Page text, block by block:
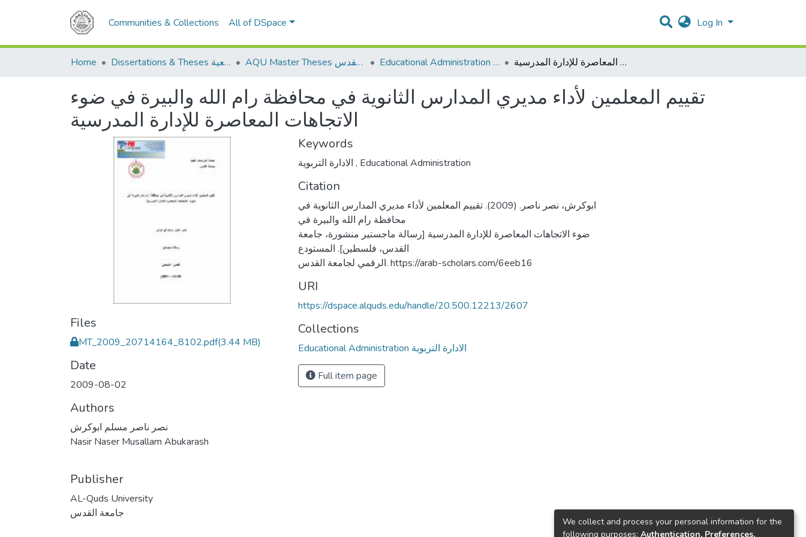
Communities & Collections All of DSpace Log In
Home Dissertations & Theses الرسائل الجامعية AQU Master Theses الرسائل الجامعية الخاصة بجامعة القدس Educational Administration الادارة التربوية تقييم المعلمين لأداء مديري المدارس الثانوية في محافظة رام الله والبيرة في ضوء الاتجاهات المعاصرة للإدارة المدرسية
تقييم المعلمين لأداء مديري المدارس الثانوية في محافظة رام الله والبيرة في ضوء
الاتجاهات المعاصرة للإدارة المدرسية
Files
MT_2009_20714164_8102.pdf(3.44 MB)
Date
2009-08-02
Authors
نصر ناصر مسلم ابوكرش
Nasir Naser Musallam Abukarash
Publisher
AL-Quds University
جامعة القدس
Keywords
, Educational Administration
Citation
ابوكرش، نصر ناصر. (2009). تقييم المعلمين لأداء مديري المدارس الثانوية في
محافظة رام الله والبيرة في
ضوء الاتجاهات المعاصرة للإدارة المدرسية [رسالة ماجستير منشورة، جامعة
القدس، فلسطين]. المستودع
الرقمي لجامعة القدس. https://arab-scholars.com/6eeb16
URI
https://dspace.alquds.edu/handle/20.500.12213/2607
Collections
Educational Administration الادارة التربوية
Full item page
We collect and process your personal information for the
following purposes: Authentication, Preferences,